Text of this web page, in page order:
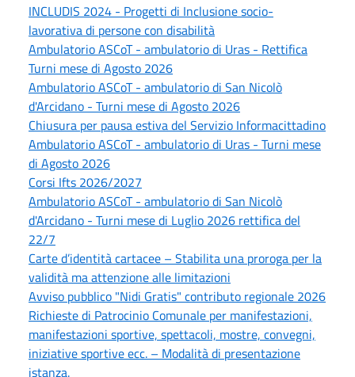
INCLUDIS 2024 - Progetti di Inclusione socio-
lavorativa di persone con disabilità
Ambulatorio ASCoT - ambulatorio di Uras - Rettifica
Turni mese di Agosto 2026
Ambulatorio ASCoT - ambulatorio di San Nicolò
d'Arcidano - Turni mese di Agosto 2026
Chiusura per pausa estiva del Servizio Informacittadino
Ambulatorio ASCoT - ambulatorio di Uras - Turni mese
di Agosto 2026
Corsi Ifts 2026/2027
Ambulatorio ASCoT - ambulatorio di San Nicolò
d'Arcidano - Turni mese di Luglio 2026 rettifica del
22/7
Carte d’identità cartacee – Stabilita una proroga per la
validità ma attenzione alle limitazioni
Avviso pubblico "Nidi Gratis" contributo regionale 2026
Richieste di Patrocinio Comunale per manifestazioni,
manifestazioni sportive, spettacoli, mostre, convegni,
iniziative sportive ecc. – Modalità di presentazione
istanza.